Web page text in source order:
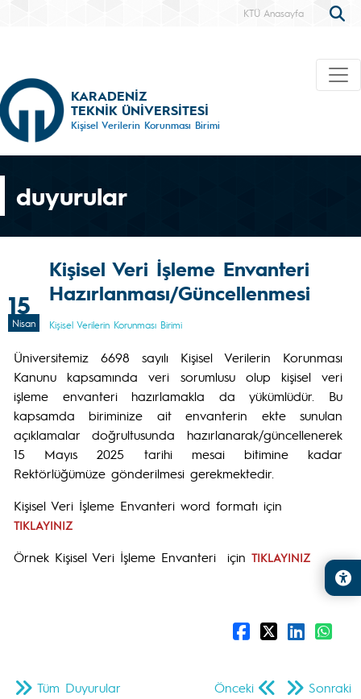
KTÜ Anasayfa
KARADENİZ
TEKNİK ÜNİVERSİTESİ
Kişisel Verilerin Korunması Birimi
duyurular
15
Nisan
Kişisel Veri İşleme Envanteri
Hazırlanması/Güncellenmesi
Kişisel Verilerin Korunması Birimi
Üniversitemiz 6698 sayılı Kişisel Verilerin Korunması
Kanunu kapsamında veri sorumlusu olup kişisel veri
işleme envanteri hazırlamakla da yükümlüdür. Bu
kapsamda biriminize ait envanterin ekte sunulan
açıklamalar doğrultusunda hazırlanarak/güncellenerek
15 Mayıs 2025 tarihi mesai bitimine kadar
Rektörlüğümüze gönderilmesi gerekmektedir.
Kişisel Veri İşleme Envanteri word formatı için
TIKLAYINIZ
Örnek Kişisel Veri İşleme Envanteri için TIKLAYINIZ
Önceki Sonraki
Tüm Duyurular